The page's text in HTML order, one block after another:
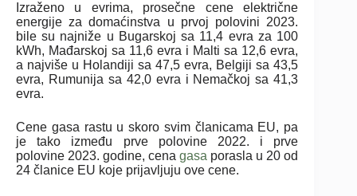
Izraženo u evrima, prosečne cene električne
energije za domaćinstva u prvoj polovini 2023.
bile su najniže u Bugarskoj sa 11,4 evra za 100
kWh, Mađarskoj sa 11,6 evra i Malti sa 12,6 evra,
a najviše u Holandiji sa 47,5 evra, Belgiji sa 43,5
evra, Rumunija sa 42,0 evra i Nemačkoj sa 41,3
evra.
Cene gasa rastu u skoro svim članicama EU, pa
je tako između prve polovine 2022. i prve
polovine 2023. godine, cenagasa porasla u 20 od
24 članice EU koje prijavljuju ove cene.